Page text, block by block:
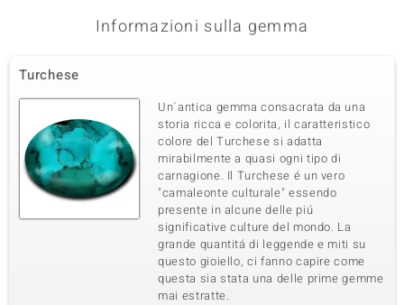
Informazioni sulla gemma
Turchese
Un´antica gemma consacrata da una
storia ricca e colorita, il caratteristico
colore del Turchese si adatta
mirabilmente a quasi ogni tipo di
carnagione. Il Turchese é un vero
"camaleonte culturale" essendo
presente in alcune delle piú
significative culture del mondo. La
grande quantitá di leggende e miti su
questo gioiello, ci fanno capire come
questa sia stata una delle prime gemme
mai estratte.